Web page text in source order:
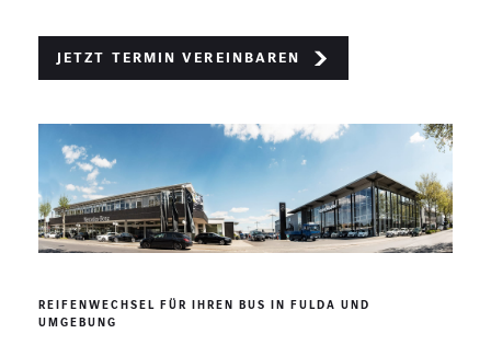
Jetzt Termin vereinbaren
REIFENWECHSEL FÜR IHREN BUS IN FULDA UND
UMGEBUNG